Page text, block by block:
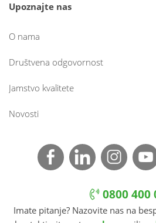
Upoznajte nas
O nama
Društvena odgovornost
Jamstvo kvalitete
Novosti
0800 400
Imate pitanje? Nazovite nas na